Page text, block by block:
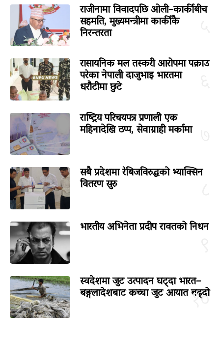
राजीनामा विवादपछि ओली–कार्कीबीच
सहमति, मुख्यमन्त्रीमा कार्कीकै
निरन्तरता
रासायनिक मल तस्करी आरोपमा पक्राउ
परेका नेपाली दाजुभाइ भारतमा
धरौटीमा छुटे
राष्ट्रिय परिचयपत्र प्रणाली एक
महिनादेखि ठप्प, सेवाग्राही मर्कामा
सबै प्रदेशमा रेबिजविरुद्धको भ्याक्सिन
वितरण सुरु
भारतीय अभिनेता प्रदीप रावतको निधन
१०
स्वदेशमा जुट उत्पादन घट्दा भारत–
बङ्गलादेशबाट कच्चा जुट आयात बढ्दो